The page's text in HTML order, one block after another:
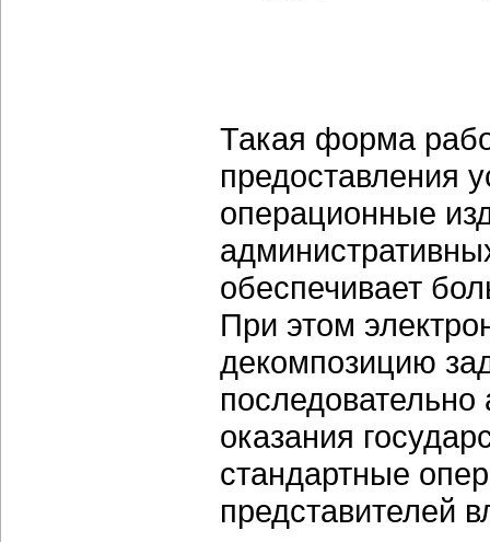
Такая форма
предоставления
операционные
обеспечивает
При этом
декомпозицию
последовательно
оказания
стандартные
представителей